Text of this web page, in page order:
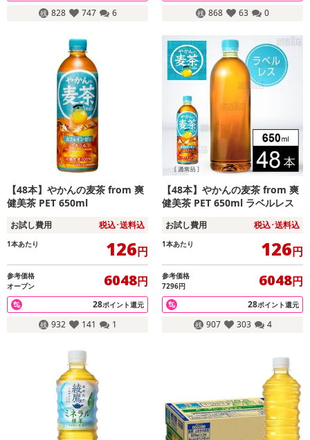
828 747 6 868 63 0
【48本】やかんの麦茶 from 爽
健美茶 PET 650ml
お試し費用 税込･送料込
1本あたり 126円
参考価格
オープン
6048円
28ポイント還元
932 141 1
【48本】やかんの麦茶 from 爽
健美茶 PET 650ml ラベルレス
お試し費用 税込･送料込
1本あたり 126円
参考価格
7296円
6048円
28ポイント還元
907 303 4